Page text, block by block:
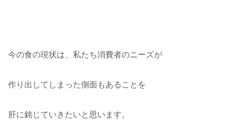
今の食の現状は、私たち消費者のニーズが
作り出してしまった側面もあることを
肝に銘じていきたいと思います。